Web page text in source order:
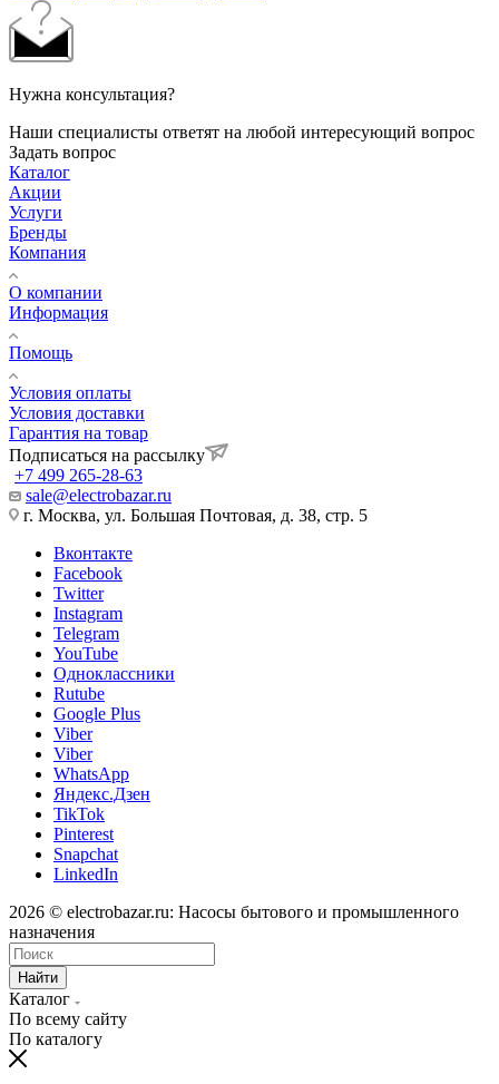
Нужна консультация?
Наши специалисты ответят на любой интересующий вопрос
Задать вопрос
Каталог
Акции
Услуги
Бренды
Компания
О компании
Информация
Помощь
Условия оплаты
Условия доставки
Гарантия на товар
Подписаться на рассылку
+7 499 265-28-63
sale@electrobazar.ru
г. Москва, ул. Большая Почтовая, д. 38, стр. 5
Вконтакте
Facebook
Twitter
Instagram
Telegram
YouTube
Одноклассники
Rutube
Google Plus
Viber
Viber
WhatsApp
Яндекс.Дзен
TikTok
Pinterest
Snapchat
LinkedIn
2026 © electrobazar.ru: Насосы бытового и промышленного
назначения
Найти
Каталог
По всему сайту
По каталогу